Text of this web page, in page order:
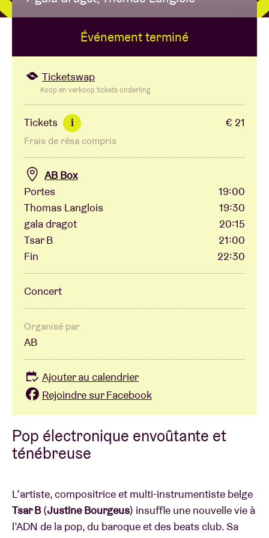
Location de salles
BRDCST
Chèque-concert
À propos de l'AB
Contact
Pop électronique envoûtante et
ténébreuse
L’artiste, compositrice et multi-instrumentiste belge
Tsar B(Justine Bourgeus) insuffle une nouvelle vie à
l’ADN de la pop, du baroque et des beats club. Sa
Événement terminé
Ticketswap
Koop en verkoop tickets onderling
Tickets i € 21
Frais de résa compris
AB Box
Portes
19:00
Thomas Langlois
19:30
gala dragot
20:15
Tsar B
21:00
Fin
22:30
Concert
Organisé par
AB
Ajouter au calendrier
Rejoindre sur Facebook